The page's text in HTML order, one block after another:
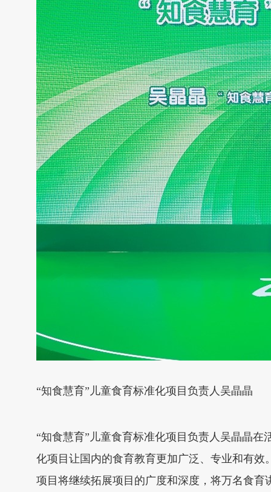
“知食慧育”儿童食育标准化项目负责人吴晶晶
“知食慧育”儿童食育标准化项目负责人吴晶晶在
化项目让国内的食育教育更加广泛、专业和有效
项目将继续拓展项目的广度和深度，将万名食